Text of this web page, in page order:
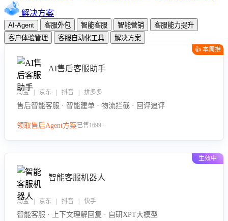
解决方案
AI-Agent 客服外包 智能客服 智能营销
客服能力提升
客户体验管理
客服自动化工具 解决方案
👍 本周推
AI售后客服助手
淘宝 | 京东 | 抖音 | 拼多多
售后智能客服 · 智能建单 · 物流拦截 · 回评追评
领取售后Agent方案已售1699+
生效中
智能客服机器人
淘宝 | 京东 | 抖音 | 快手
智能客服 · 上下文理解回复 · 自研XPT大模型